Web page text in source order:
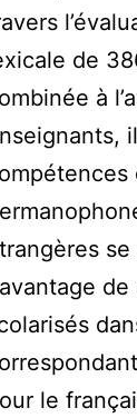
de
à
le